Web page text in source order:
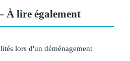
À lire également
lors d'un déménagement